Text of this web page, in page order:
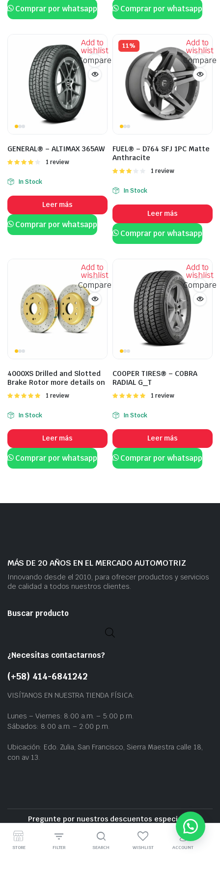
Comprar por whatsapp Comprar por whatsapp
Add to
wishlist
Compare
GENERAL® – ALTIMAX 365AW
Valorado
de 5
1 review
In Stock
Leer más
Comprar por whatsapp
11% Add to
wishlist
Compare
FUEL® – D764 SFJ 1PC Matte
Anthracite
Valorado
3.00
de 5
1 review
In Stock
Leer más
Comprar por whatsapp
Add to
wishlist
Compare
4000XS Drilled and Slotted
Brake Rotor more details on
Valorado
5
1 review
In Stock
Leer más
Comprar por whatsapp
Add to
wishlist
Compare
COOPER TIRES® – COBRA
RADIAL G_T
Valorado
5
1 review
In Stock
Leer más
Comprar por whatsapp
MÁS DE 20 AÑOS EN EL MERCADO AUTOMOTRIZ
Innovando desde el 2010, para ofrecer productos y servicios
de calidad a todos nuestros clientes.
Buscar producto
¿Necesitas contactarnos?
(+58) 414-6841242
VISÍTANOS EN NUESTRA TIENDA FÍSICA:
Lunes – Viernes: 8:00 a.m. – 5:00 p.m.
Sábados: 8:00 a.m. – 2:00 p.m.
Ubicación: Edo. Zulia, San Francisco, Sierra Maestra calle 18,
con av 13.
Pregunte por nuestros descuentos especiales
Entrega gratuita cerca de la zona
STORE FILTER SEARCH WISHLIST ACCOUNT